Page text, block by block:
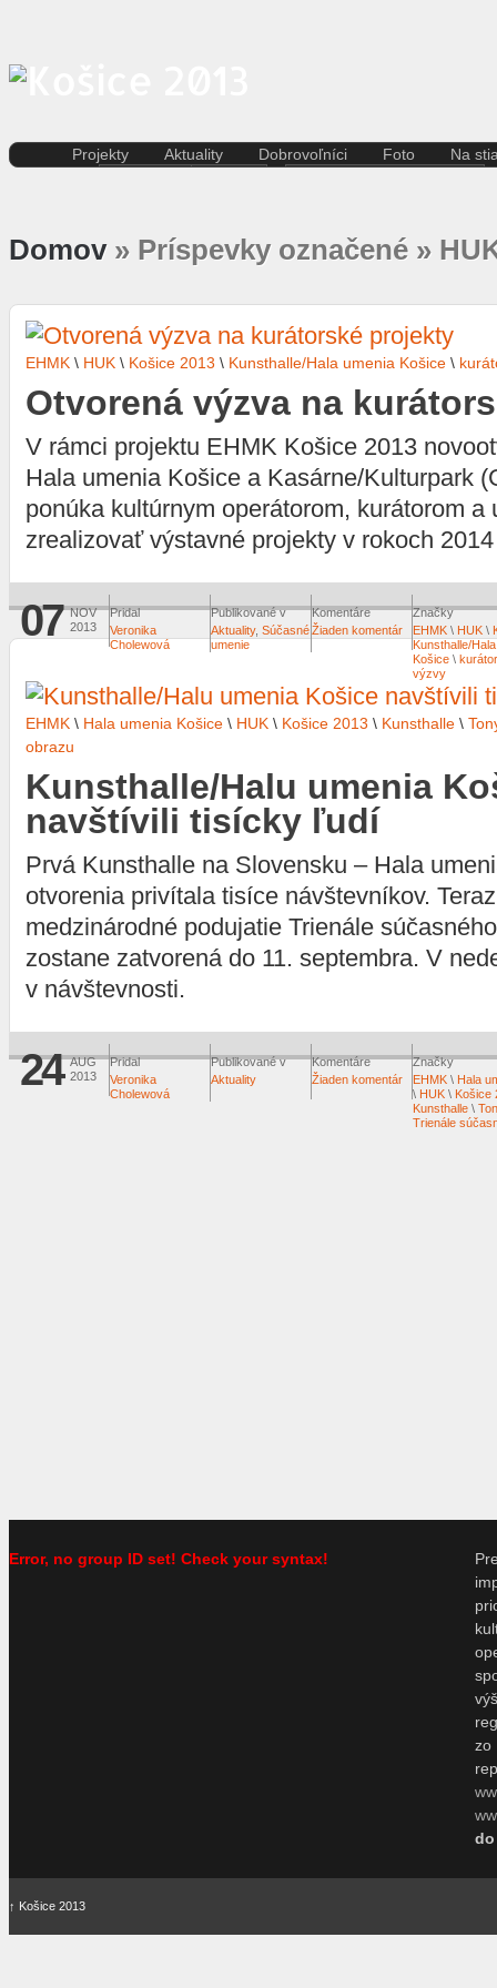
Projekty
Projekt SPOTs
Terra Incognita
Putujúce mesto
Rozvoj ľudských zdrojov
prostredníctvom investícií do
vzdelávania
Sándor Márai
Aktuality
Slovensko
Zahraničie
Dobrovoľníci Foto Na
Domov» Príspevky označené »
EHMK \ HUK \ Košice 2013 \ Kunsthalle/Hala umenia Košice \
Otvorená výzva na
V rámci projektu EHMK Košice 2013
Hala umenia Košice a Kasárne/Kulturpark
ponúka kultúrnym operátorom, kurátorom a
zrealizovať výstavné projekty v rokoch
07 NOV
2013
Pridal
Veronika
Cholewová
Publikované v
Aktuality, Súčasné
umenie
Komentáre
Žiaden komentár
Značky
EHMK \ HUK \
Kunsthalle/
Košice \
výzvy
EHMK \ Hala umenia Košice \ HUK \ Košice 2013 \ Kunsthalle \
obrazu
Kunsthalle/Halu umenia
navštívili tisícky ľudí
Prvá Kunsthalle na Slovensku – Hala
otvorenia privítala tisíce návštevníkov.
medzinárodné podujatie Trienále
zostane zatvorená do 11. septembra. V
v návštevnosti.
24 AUG
2013
Pridal
Veronika
Cholewová
Publikované v
Aktuality
Komentáre
Žiaden komentár
Značky
EHMK \ Hala
\ HUK \ Košice
Kunsthalle \
Trienále
Error, no group ID set! Check your syntax!
↑ Košice 2013